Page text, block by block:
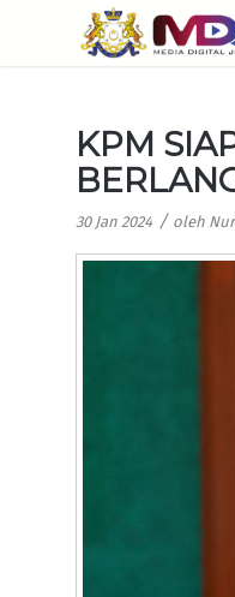
KPM
30 Jan 2024 / oleh